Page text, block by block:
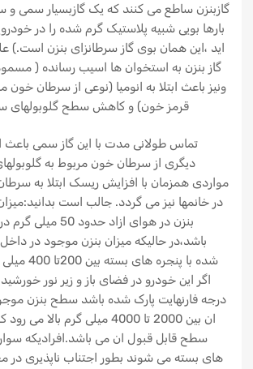
گازبنزن ساطع می کنند که یک گازبسیار سمی و
بارها بویی شبیه پلاستیک گرم شده را در
اید ،این همان بوی گاز سرطانزای بنزن است.)
گاز بنزن به استخوان ها اسیب رسانده (
ونیز باعث ابتلا به انومیا (نوعی از سرطان خون
قرمز خون) و کاهش سطح گلوبولهای
تماس طولانی مدت با این گاز سمی باعث
دیگری از سرطان خون مربوط به
مواردی همزمان با افزایش ریسک ابتلا به
در خانمها نیز می گردد. جالب است
بنزن در هوای ازاد
باشد،در حالیکه میزان بنزن موجود در
شده با
درجه فارنهایت پارک شده باشد سطح بنزن
سطح قابل قبول ان می باشد.افرادیکه سوار
های بسته می شوند بطور اجتناب ناپذیری